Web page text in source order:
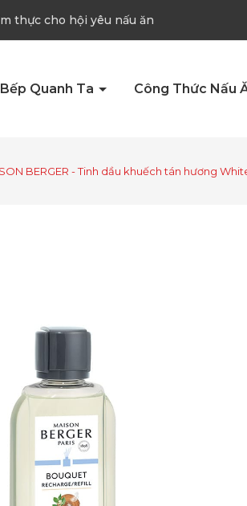
thực cho hội yêu nấu ăn
Bếp Quanh Ta Công Thức Nấu
BERGER - Tinh dầu khuếch tán hương